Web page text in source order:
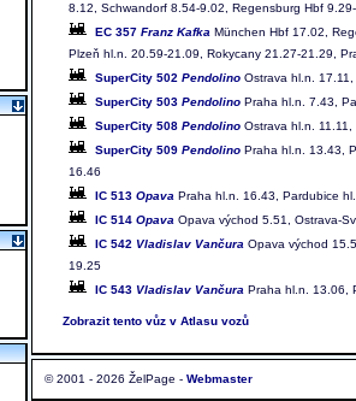
8.12, Schwandorf 8.54-9.02, Regensburg Hbf
EC 357 Franz Kafka München Hbf 17.02,
Plzeň hl.n. 20.59-21.09, Rokycany 21.27-21.29,
SuperCity 502 Pendolino Ostrava hl.n.
SuperCity 503 Pendolino Praha hl.n. 7.43,
SuperCity 508 Pendolino Ostrava hl.n.
SuperCity 509 Pendolino Praha hl.n. 13.43,
16.46
IC 513 Opava Praha hl.n. 16.43, Pardubice
IC 514 Opava Opava východ 5.51, Ostrava-
IC 542 Vladislav Vančura Opava východ
19.25
IC 543 Vladislav Vančura Praha hl.n. 13.06,
Zobrazit tento vůz v Atlasu vozů
© 2001 - 2026 ŽelPage - Webmaster